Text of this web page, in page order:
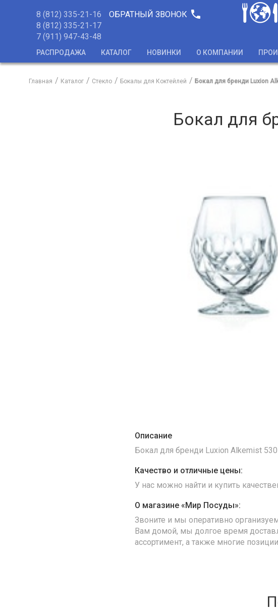
8 (812) 335-21-16
8 (812) 335-21-17
7 (911) 947-43-48
ОБРАТНЫЙ ЗВОНОК phone
РАСПРОДАЖА КАТАЛОГ НОВИНКИ О КОМПАНИИ
Главная Каталог Стекло Бокалы для Коктейлей Бокал для бренди Luxion
Бокал для
Описание
Бокал для бренди Luxion Alkemist
Качество и отличные цены:
У нас можно найти и купить
О магазине «Мир Посуды»:
Звоните и мы оперативно
Вам домой, мы долгое время
ассортимент, а также многие